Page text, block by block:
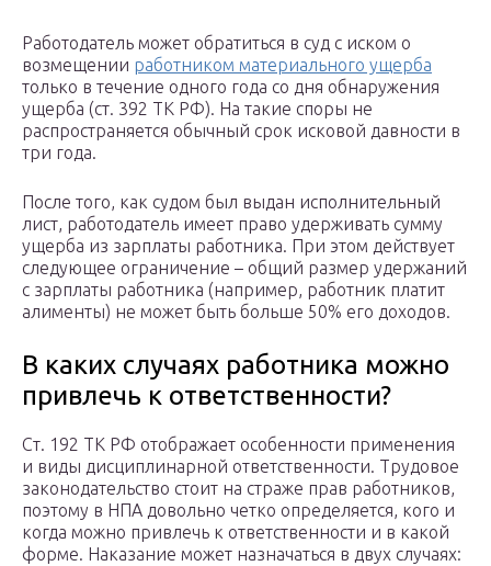
Работодатель может обратиться в суд с иском о
возмещении работником материального ущерба
только в течение одного года со дня обнаружения
ущерба (ст. 392 ТК РФ). На такие споры не
распространяется обычный срок исковой давности в
три года.
После того, как судом был выдан исполнительный
лист, работодатель имеет право удерживать сумму
ущерба из зарплаты работника. При этом действует
следующее ограничение – общий размер удержаний
с зарплаты работника (например, работник платит
алименты) не может быть больше 50% его доходов.
В каких случаях работника можно
привлечь к ответственности?
Ст. 192 ТК РФ отображает особенности применения
и виды дисциплинарной ответственности. Трудовое
законодательство стоит на страже прав работников,
поэтому в НПА довольно четко определяется, кого и
когда можно привлечь к ответственности и в какой
форме. Наказание может назначаться в двух случаях: